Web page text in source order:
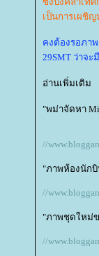
เป็นการเผชิ
คงต้องรอภา
29SMT ว่าจ
อ่านเพิ่มเติม
"พม่าจัดหา
//
"ภาพห้องนักบิ
//
"ภาพชุดใหม่ข
//